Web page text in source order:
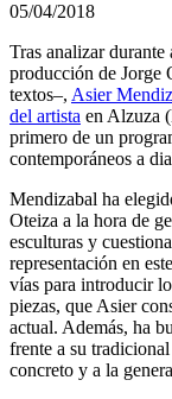
05/04/2018
Tras analizar
producción de Jorge
textos–, Asier
del artista en Alzuza
primero de un
contemporáneos a
Mendizabal ha
Oteiza a la hora de
esculturas y
representación en
vías para introducir
piezas, que Asier
actual. Además, ha
frente a su
concreto y a la